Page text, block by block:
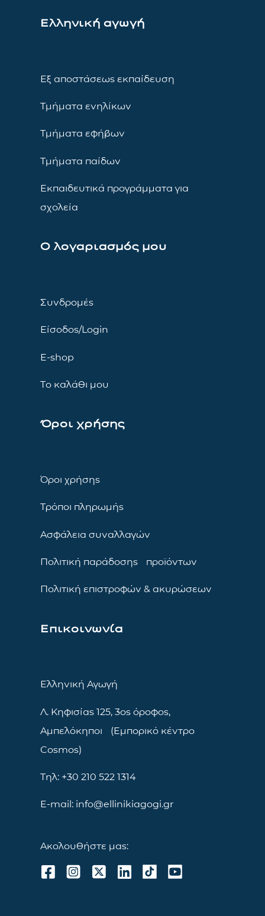
Ελληνική αγωγή
Εξ αποστάσεως εκπαίδευση
Τμήματα ενηλίκων
Τμήματα εφήβων
Τμήματα παίδων
Εκπαιδευτικά προγράμματα για
σχολεία
Ο λογαριασμός μου
Συνδρομές
Είσοδος/Login
E-shop
Το καλάθι μου
Όροι χρήσης
Όροι χρήσης
Τρόποι πληρωμής
Ασφάλεια συναλλαγών
Πολιτική παράδοσης προϊόντων
Πολιτική επιστροφών & ακυρώσεων
Επικοινωνία
Ελληνική Αγωγή
Λ. Κηφισίας 125, 3ος όροφος,
Αμπελόκηποι (Εμπορικό κέντρο
Cosmos)
Τηλ: +30 210 522 1314
E-mail: info@ellinikiagogi.gr
Ακολουθήστε μας: